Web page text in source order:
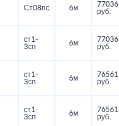
Ст08пс 6м
77036
руб.
ст1-
3сп
6м
77036
руб.
ст1-
3сп
6м
76561
руб.
ст1-
3сп
6м
76561
руб.